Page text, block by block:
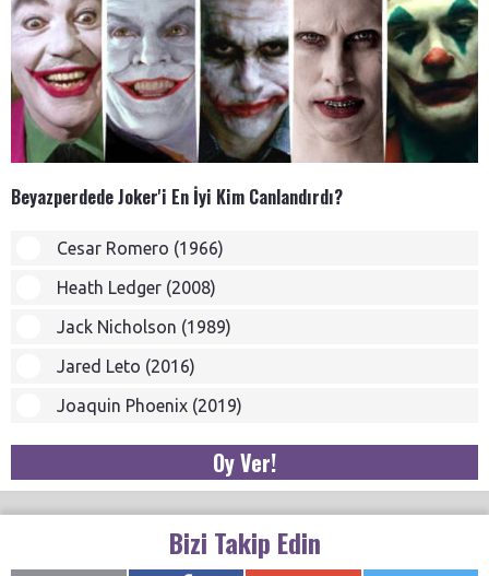
Beyazperdede Joker'i En İyi Kim Canlandırdı?
Cesar Romero (1966)
Heath Ledger (2008)
Jack Nicholson (1989)
Jared Leto (2016)
Joaquin Phoenix (2019)
Oy Ver!
Bizi Takip Edin